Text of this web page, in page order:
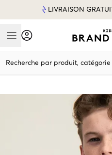
LIVRAISON
Mobile Menu
Recherche par produit,